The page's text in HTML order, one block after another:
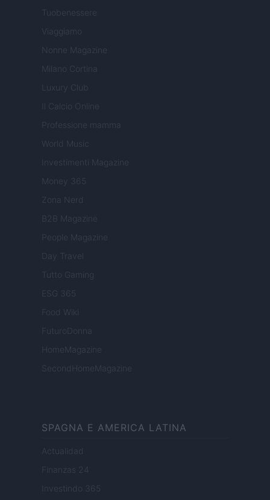
Tuobenessere
Viaggiamo
Nonne Magazine
Milano Cortina
Luxury Club
Il Calcio Online
Professione mamma
World Music
Investimenti Magazine
Money 365
Zona Nerd
B2B Magazine
People Magazine
Day Travel
Tutto Gaming
ESG 365
Food Wiki
FuturoDonna
HomeMagazine
SecondHomeMagazine
SPAGNA E AMERICA LATINA
Actualidad
Finanzas 24
Investindo 365